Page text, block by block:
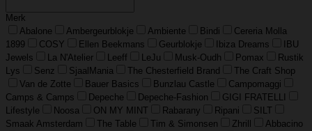
Merk
Abalone
Ambergeurblokje Ambiente Bindi
Cereria Molla
1899
COSY Ellen Beekmans Geurblokje Ibiza Dreams
IBU
Jewels
La N'Atelier Leeff LeJu Musk-Oudh Pomax
Rustik
Lys
Senz SjaalMania The Chesterfield Brand
The Craft Shop
Van de Zotte
Bauer Basics Bunzlau Castle
Campomaggi
Camps & Camps
Depeche Depeche-Fashion
GIGI FRATELLI
Lifestyle
Noosa ON MY MINT Rabarany Ripani
SILT
Smaak Amsterdam
The Table Tim & Simonsen Zhrill
Abbacino